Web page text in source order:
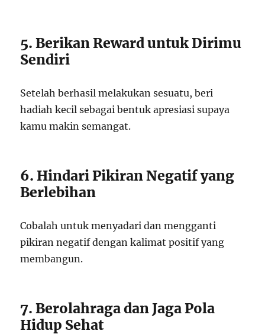
5. Berikan Reward untuk Dirimu
Sendiri
Setelah berhasil melakukan sesuatu, beri
hadiah kecil sebagai bentuk apresiasi supaya
kamu makin semangat.
6. Hindari Pikiran Negatif yang
Berlebihan
Cobalah untuk menyadari dan mengganti
pikiran negatif dengan kalimat positif yang
membangun.
7. Berolahraga dan Jaga Pola
Hidup Sehat